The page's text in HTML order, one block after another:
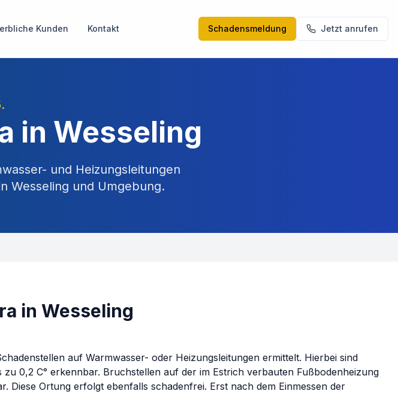
Kunden Kontakt Schadensmeldung Jetzt anrufen
.
in Wesseling
und Heizungsleitungen
Wesseling und Umgebung.
in Wesseling
auf Warmwasser- oder Heizungsleitungen ermittelt. Hierbei sind
zu 0,2 C° erkennbar. Bruchstellen auf der im Estrich verbauten Fußbodenheizung
Diese Ortung erfolgt ebenfalls schadenfrei. Erst nach dem Einmessen der